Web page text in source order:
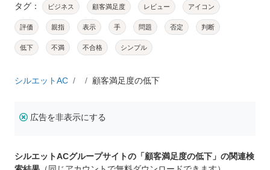
タグ： ビジネス 顧客満足度 レビュー アイコン
評価 親指 表示 手 問題 否定 判断
低下 不満 不合格 シンプル
シルエットAC 顧客満足度の低下
広告を非表示にする
シルエットACグループサイトの「顧客満足度の低下」の関連検